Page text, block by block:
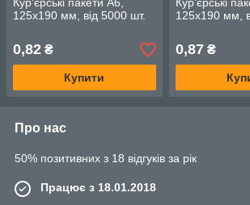
Кур'єрські пакети А6,
125х190 мм, від 5000 шт.
0,82 ₴
Купити
Кур'єрські
125х190 мм,
0,87₴
Про нас
50% позитивних з 18 відгуків за рік
Працює з 18.01.2018